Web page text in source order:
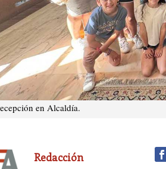
en Alcaldía.
Redacción